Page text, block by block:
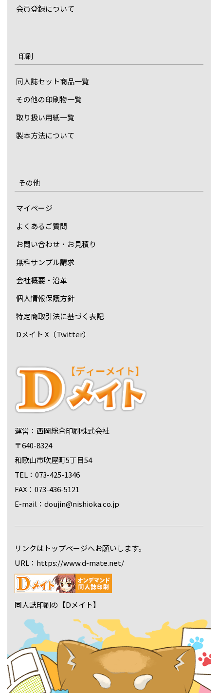
運営：西岡総合印刷株式会社
〒640-8324
和歌山市吹屋町5丁目54
TEL：073-425-1346
FAX：073-436-5121
E-mail：doujin@nishioka.co.jp
リンクはトップページへお願いします。
URL：https://www.d-mate.net/
同人誌印刷の【Dメイト】
会員登録について
印刷
同人誌セット商品一覧
その他の印刷物一覧
取り扱い用紙一覧
製本方法について
その他
マイページ
よくあるご質問
お問い合わせ・お見積り
無料サンプル請求
会社概要・沿革
個人情報保護方針
特定商取引法に基づく表記
Dメイト X（Twitter）